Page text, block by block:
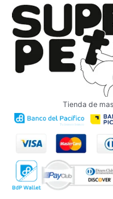
Tienda de